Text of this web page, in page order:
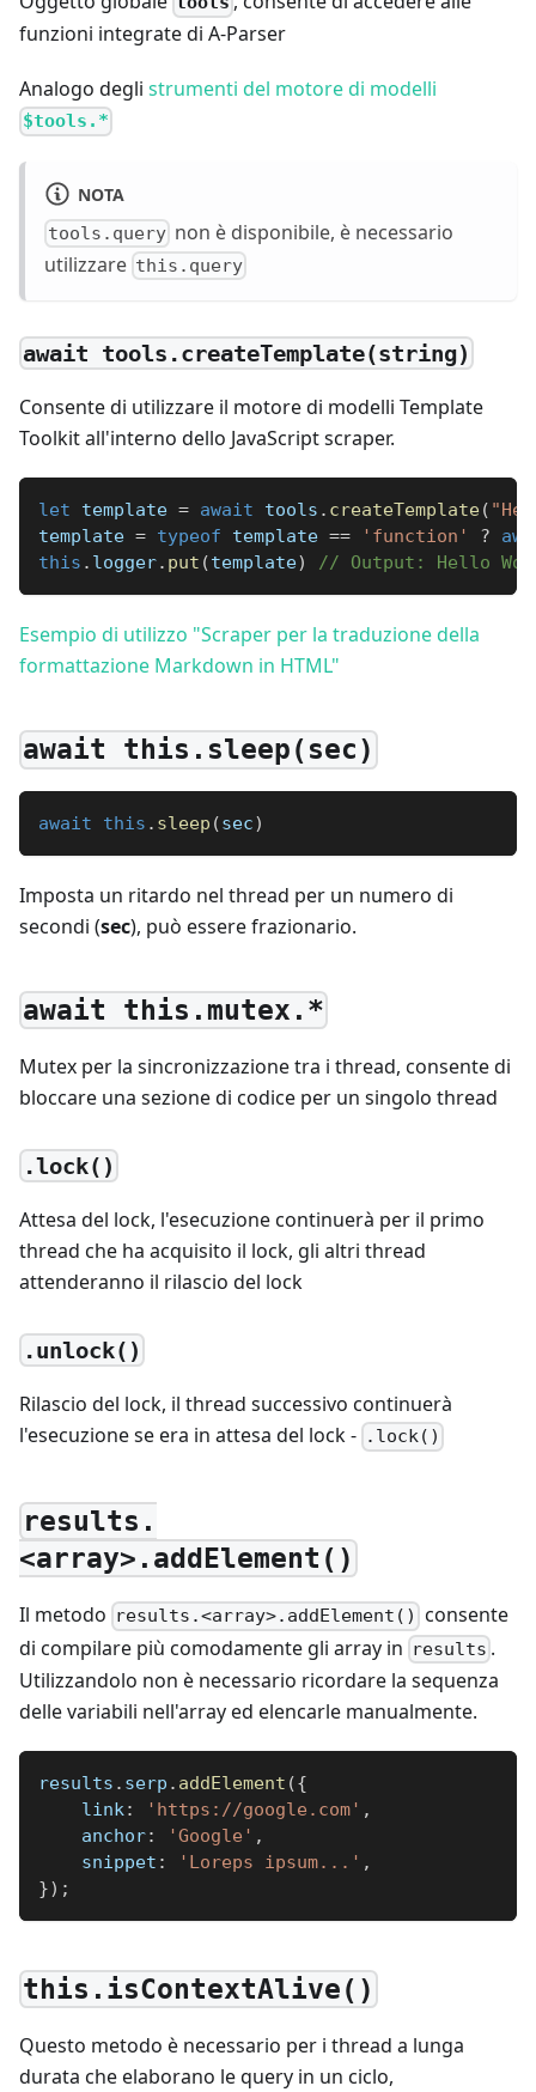
funzioni integrate di A-Parser
Analogo degli strumenti del motore di modelli
$tools.*
NOTA
tools.query non è disponibile, è necessario
utilizzare this.query
await tools.createTemplate(string)
Consente di utilizzare il motore di modelli Template
Toolkit all'interno dello JavaScript scraper.
let template = await tools . createTemplate(
template = typeof template == 'function' ?
this . logger. put (template) // Output: Hello
Esempio di utilizzo "Scraper per la traduzione della
formattazione Markdown in HTML"
await this.sleep(sec)
await this . sleep (sec)
Imposta un ritardo nel thread per un numero di
secondi (sec), può essere frazionario.
await this.mutex.*
Mutex per la sincronizzazione tra i thread, consente di
bloccare una sezione di codice per un singolo thread
.lock()
Attesa del lock, l'esecuzione continuerà per il primo
thread che ha acquisito il lock, gli altri thread
attenderanno il rilascio del lock
.unlock()
Rilascio del lock, il thread successivo continuerà
l'esecuzione se era in attesa del lock - .lock()
results.
<array>.addElement()
Il metodo results.<array>.addElement() consente
di compilare più comodamente gli array in results .
Utilizzandolo non è necessario ricordare la sequenza
delle variabili nell'array ed elencarle manualmente.
results . serp . addElement ({
link: 'https://google.com' ,
anchor: 'Google' ,
snippet : 'Loreps ipsum...' ,
}) ;
this.isContextAlive()
Questo metodo è necessario per i thread a lunga
durata che elaborano le query in un ciclo,